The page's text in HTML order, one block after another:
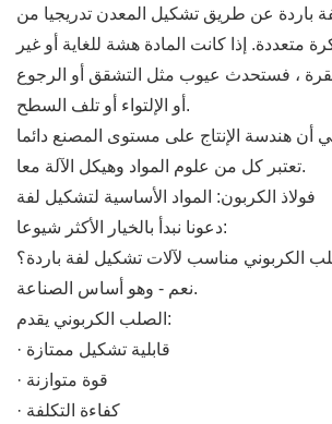
باردة عن طريق تشكيل المعدن تدريجيا من
متعددة. إذا كانت المادة هشة للغاية أو غير
، فستحدث عيوب مثل التشقق أو الرجوع
أو الإلتواء أو تلف السطح.
أن هندسة الإنتاج على مستوى المصنع دائما
تعتبر كل من علوم المواد وهيكل الآلة معا.
فولاذ الكربون: المواد الأساسية لتشكيل لفة
دعونا نبدأ بالخيار الأكثر شيوعا:
الكربوني مناسب لآلات تشكيل لفة باردة؟
نعم - وهو أساس الصناعة.
الصلب الكربوني يقدم:
· قابلية تشكيل ممتازة
· قوة متوازنة
· كفاءة التكلفة